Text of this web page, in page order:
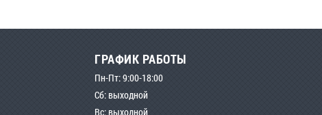
ГРАФИК РАБОТЫ
Пн-Пт: 9:00-18:00
Сб: выходной
Вс: выходной